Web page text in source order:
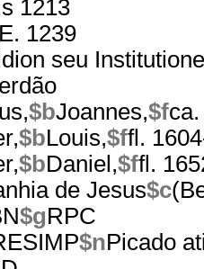
1213
1239
seu
$bJoannes,$f
$bLouis,$ffl.
$bDaniel,$ffl.
de Jesus$c
$gRPC
$nPicado